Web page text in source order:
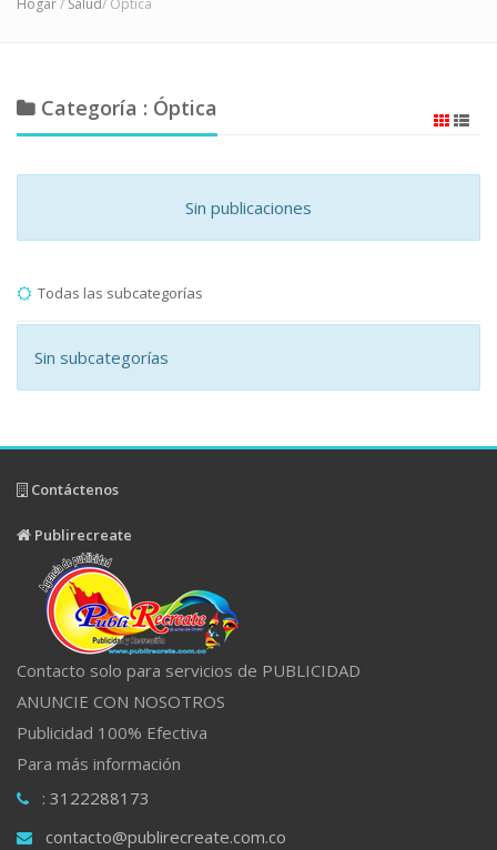
Categoría : Óptica
Sin publicaciones
Todas las subcategorías
Sin subcategorías
Contáctenos
Publirecreate
Contacto solo para servicios de PUBLICIDAD
ANUNCIE CON NOSOTROS
Publicidad 100% Efectiva
Para más información
: 3122288173
contacto@publirecreate.com.co